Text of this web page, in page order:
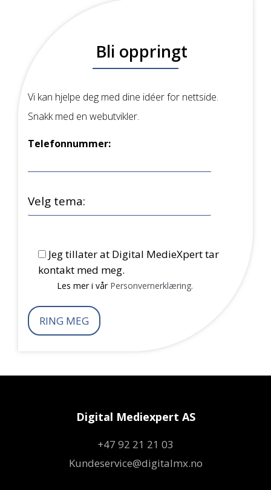
Bli oppringt
Vi kan hjelpe deg med dine idéer for nettside.
Snakk med en webutvikler.
Telefonnummer:
Jeg tillater at Digital MedieXpert tar
kontakt med meg.
Les mer i vår Personvernerklæring.
Digital Mediexpert AS
+47 92 21 21 03
Kundeservice@digitalmx.no